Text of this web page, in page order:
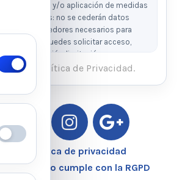
interesado y/o aplicación de medidas
Destinatarios: no se cederán datos
legal o proveedores necesarios para
Derechos: puedes solicitar acceso,
oposición, limitación y
al email legal indicado.
Ver Política de Cookies
la Política de Privacidad.
– Política de privacidad
Sanitario cumple con la RGPD